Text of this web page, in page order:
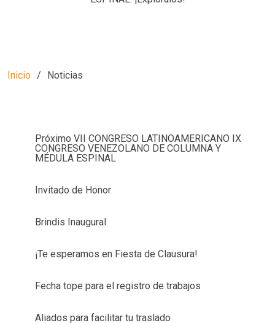
Inicio Noticias
Próximo VII CONGRESO LATINOAMERICANO IX
CONGRESO VENEZOLANO DE COLUMNA Y
MÉDULA ESPINAL
Invitado de Honor
Brindis Inaugural
¡Te esperamos en Fiesta de Clausura!
Fecha tope para el registro de trabajos
Aliados para facilitar tu traslado